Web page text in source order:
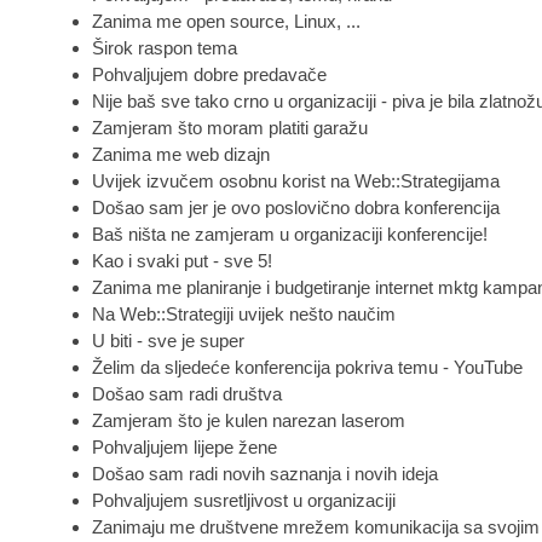
Zanima me open source, Linux, ...
Širok raspon tema
Pohvaljujem dobre predavače
Nije baš sve tako crno u organizaciji - piva je bila
Zamjeram što moram platiti garažu
Zanima me web dizajn
Uvijek izvučem osobnu korist na Web::Strategijama
Došao sam jer je ovo poslovično dobra konferencija
Baš ništa ne zamjeram u organizaciji konferencije!
Kao i svaki put - sve 5!
Zanima me planiranje i budgetiranje internet mktg
Na Web::Strategiji uvijek nešto naučim
U biti - sve je super
Želim da sljedeće konferencija pokriva temu - YouTube
Došao sam radi društva
Zamjeram što je kulen narezan laserom
Pohvaljujem lijepe žene
Došao sam radi novih saznanja i novih ideja
Pohvaljujem susretljivost u organizaciji
Zanimaju me društvene mrežem komunikacija sa